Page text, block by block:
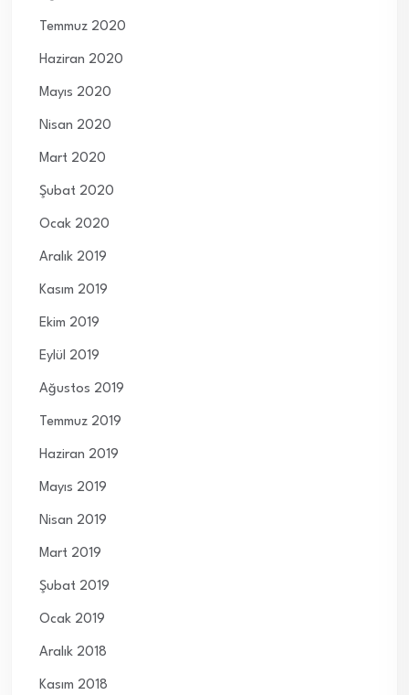
Temmuz 2020
Haziran 2020
Mayıs 2020
Nisan 2020
Mart 2020
Şubat 2020
Ocak 2020
Aralık 2019
Kasım 2019
Ekim 2019
Eylül 2019
Ağustos 2019
Temmuz 2019
Haziran 2019
Mayıs 2019
Nisan 2019
Mart 2019
Şubat 2019
Ocak 2019
Aralık 2018
Kasım 2018